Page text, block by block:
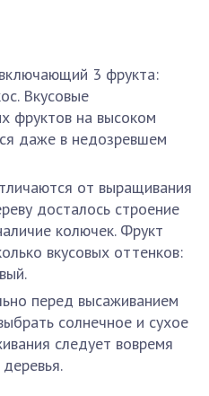
3 фрукта:
Вкусовые
фруктов на высоком
даже в недозревшем
от выращивания
досталось строение
колючек. Фрукт
вкусовых оттенков:
перед высаживанием
солнечное и сухое
следует вовремя